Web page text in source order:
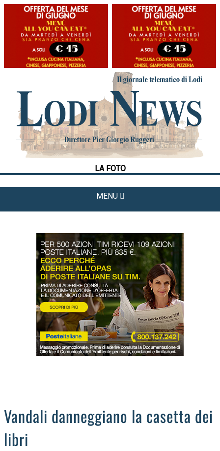
LA FOTO
MENU
HOME
CRONACA
POLITICA
LA FOTO
METEO
CULTURA
DAL TERRITORIO
OROSCOPO
LA PIAZZA
ANIMALI
OCCHIO ALLA TRUFFA
NECROLOGI
Vandali danneggiano la casetta dei
libri